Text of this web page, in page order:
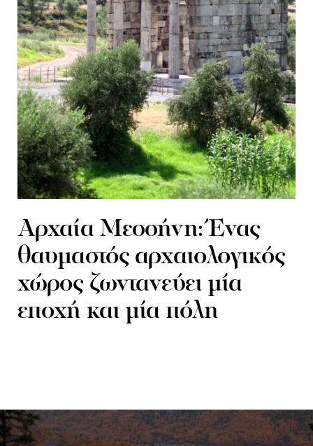
Αρχαία Μεσσήνη: Ένας
θαυμαστός αρχαιολογικός
χώρος ζωντανεύει μία
εποχή και μία πόλη